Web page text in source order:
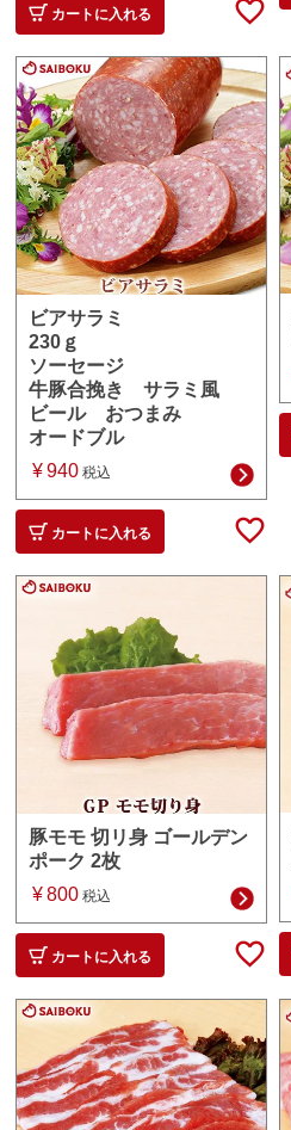
カートに入れる
ビアサラミ
230ｇ
ソーセージ
牛豚合挽き サラミ風
ビール おつまみ
オードブル
¥ 940 税込
カートに入れる
豚モモ 切リ身 ゴールデン
ポーク 2枚
¥ 800 税込
カートに入れる